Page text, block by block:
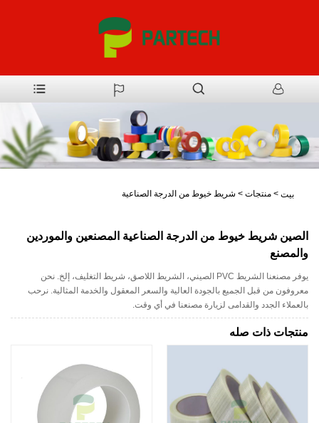
بيت > منتجات > شريط خيوط من الدرجة الصناعية
الصين شريط خيوط من الدرجة الصناعية المصنعين والموردين
والمصنع
يوفر مصنعنا الشريط PVC الصيني، الشريط اللاصق، شريط التغليف، إلخ. نحن
معروفون من قبل الجميع بالجودة العالية والسعر المعقول والخدمة المثالية. نرحب
بالعملاء الجدد والقدامى لزيارة مصنعنا في أي وقت.
منتجات ذات صله